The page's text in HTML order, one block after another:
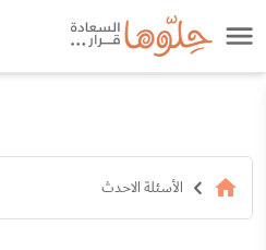
الأسئلة الاحدث